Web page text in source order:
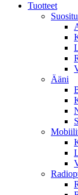
Tuotteet
Ääni